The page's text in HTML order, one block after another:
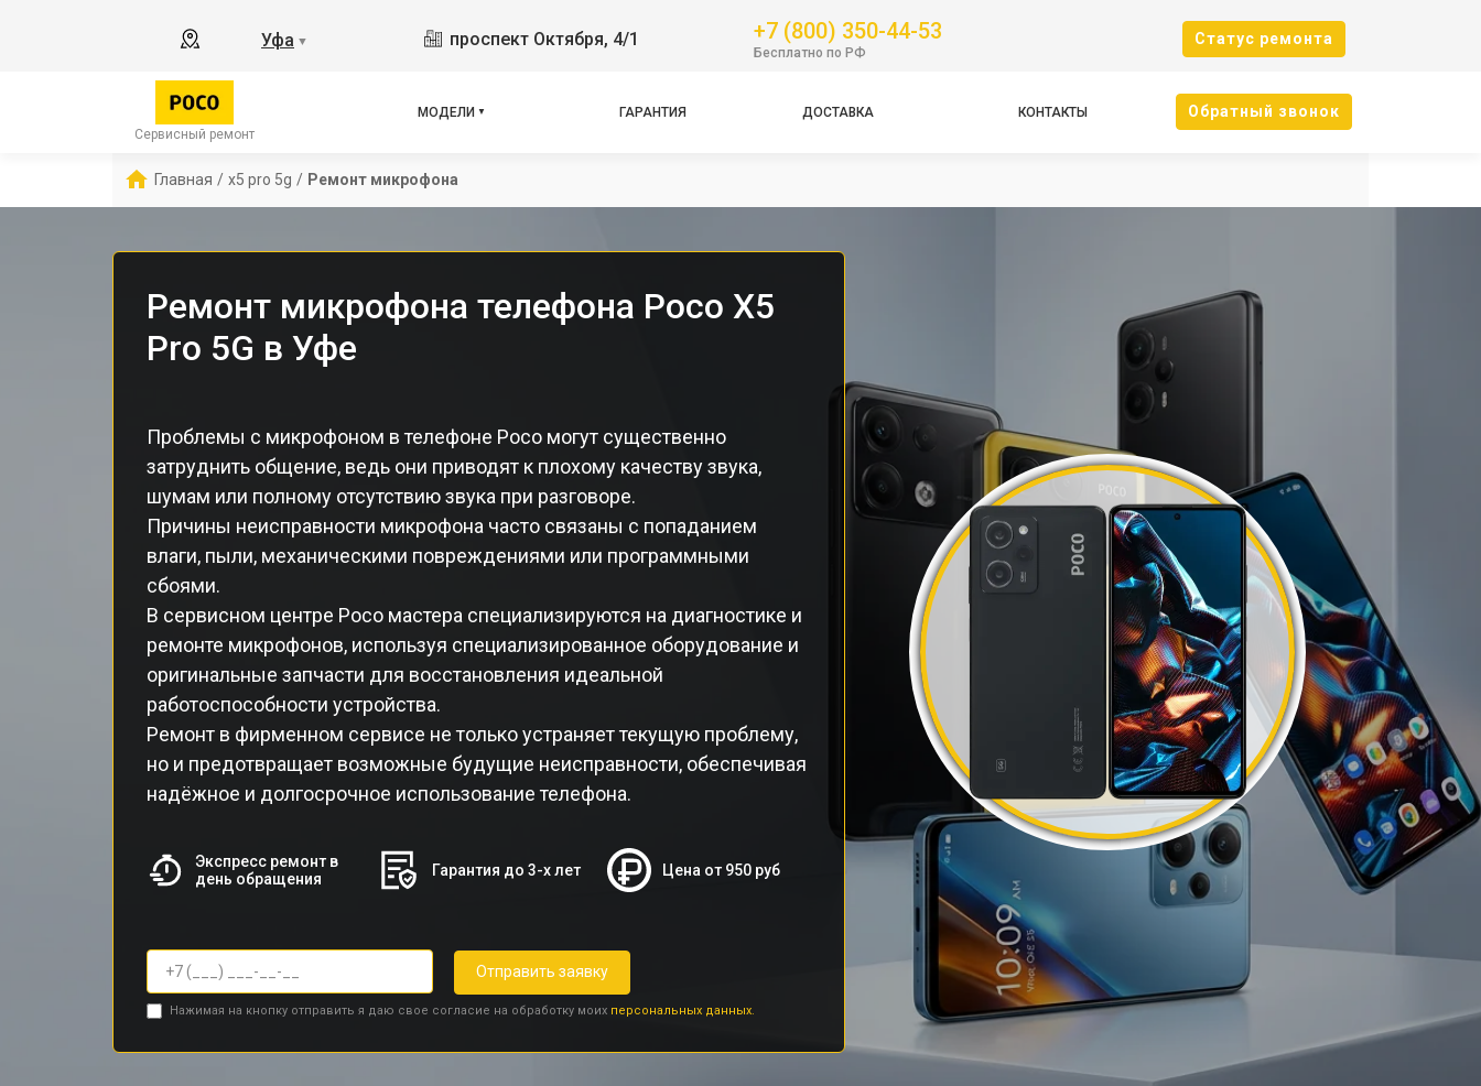
Уфа ▼ проспект Октября, 4/1 +7 (800) 350-44-53
Бесплатно по РФ
Cтатус ремонта
Сервисный ремонт
МОДЕЛИ
X3 GT
X3 Pro
ГАРАНТИЯ ДОСТАВКА КОНТАКТЫ Oбратный звонок
Главная / x5 pro 5g / Ремонт микрофона
Ремонт микрофона телефона Poco X5
Pro 5G в Уфе
Проблемы с микрофоном в телефоне Poco могут существенно
затруднить общение, ведь они приводят к плохому качеству звука,
шумам или полному отсутствию звука при разговоре.
Причины неисправности микрофона часто связаны с попаданием
влаги, пыли, механическими повреждениями или программными
сбоями.
В сервисном центре Poco мастера специализируются на диагностике и
ремонте микрофонов, используя специализированное оборудование и
оригинальные запчасти для восстановления идеальной
работоспособности устройства.
Ремонт в фирменном сервисе не только устраняет текущую проблему,
но и предотвращает возможные будущие неисправности, обеспечивая
надёжное и долгосрочное использование телефона.
Экспресс ремонт в
день обращения
Гарантия до 3-х лет Цена от 950 руб
Отправить заявку
Нажимая на кнопку отправить я даю свое согласие на обработку моих персональных данных.